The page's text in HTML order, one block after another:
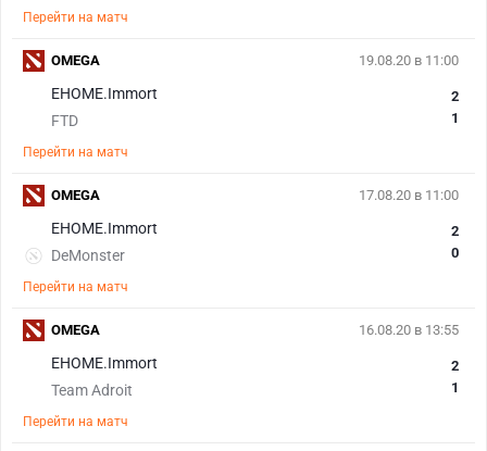
Перейти на матч
19.08.20 в 11:00
EHOME.Immort
FTD
2
1
Перейти на матч
OMEGA
17.08.20 в 11:00
EHOME.Immort
DeMonster
2
0
Перейти на матч
OMEGA
16.08.20 в 13:55
EHOME.Immort
Team Adroit
2
1
Перейти на матч
OMEGA